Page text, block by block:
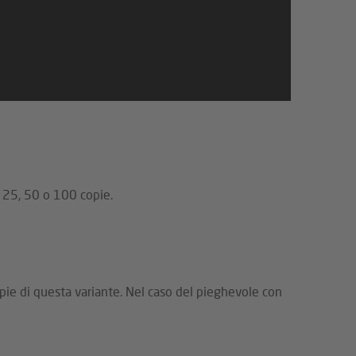
50 o 100 copie.
di questa variante. Nel caso del pieghevole con